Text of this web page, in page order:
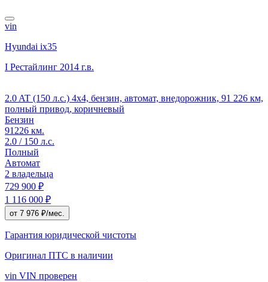
vin
Hyundai ix35
I Рестайлинг 2014 г.в.
2.0 AT (150 л.с.) 4x4, бензин, автомат, внедорожник, 91 226 км,
полный привод, коричневый
Бензин
91226 км.
2.0 / 150 л.с.
Полный
Автомат
2 владельца
729 900 ₽
1 116 000 ₽
от 7 976 ₽/мес.
Гарантия юридической чистоты
Оригинал ПТС в наличии
vin VIN проверен